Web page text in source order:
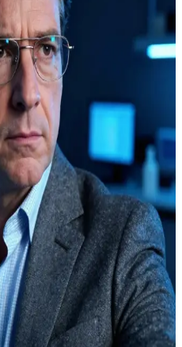
사를 추적해 찾아낸 동료 과
움을 제안합니다.\n그는 로스
있지만, 당신의 전문 지식에서
가 스트레스로 인해 괴물로 변
끌어내야 합니다.\n\n장비들이
험실 안에서, 그는 당신을 조